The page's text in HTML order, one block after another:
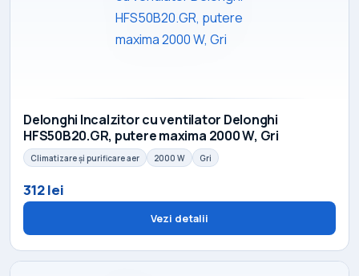
Delonghi Incalzitor cu ventilator Delonghi
HFS50B20.GR, putere maxima 2000 W, Gri
Climatizare și purificare aer 2000 W Gri
312 lei
Vezi detalii